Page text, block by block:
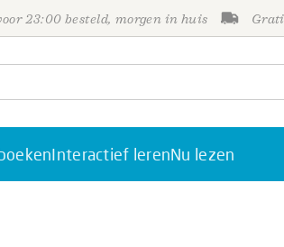
23:00 besteld, morgen in huis
Interactief lerenNu lezen